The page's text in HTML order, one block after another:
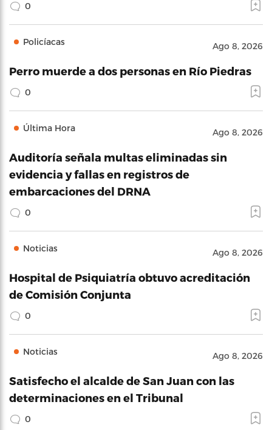
0
Policíacas Ago 8, 2026
Perro muerde a dos personas en Río Piedras
0
Última Hora Ago 8, 2026
Auditoría señala multas eliminadas sin
evidencia y fallas en registros de
embarcaciones del DRNA
0
Noticias Ago 8, 2026
Hospital de Psiquiatría obtuvo acreditación
de Comisión Conjunta
0
Noticias Ago 8, 2026
Satisfecho el alcalde de San Juan con las
determinaciones en el Tribunal
0